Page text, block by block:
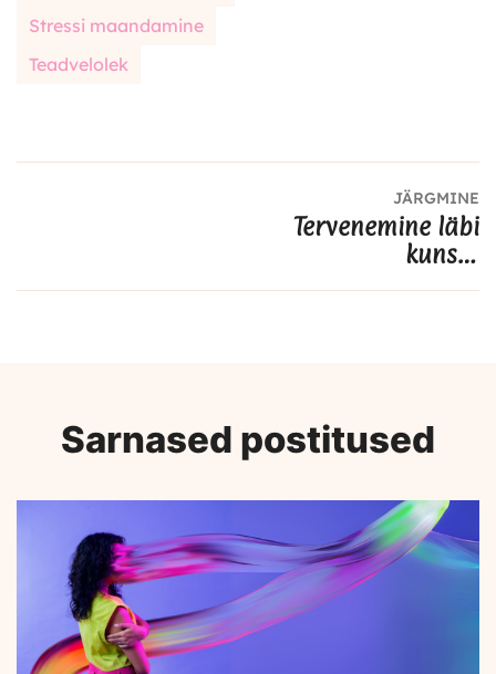
Stressi maandamine
Teadvelolek
JÄRGMINE
Tervenemine läbi
kunsti:
Sarnased postitused